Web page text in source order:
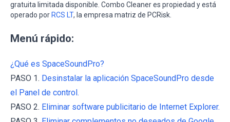
gratuita limitada disponible. Combo Cleaner es propiedad y está
operado por RCS LT, la empresa matriz de PCRisk.
Menú rápido:
¿Qué es SpaceSoundPro?
PASO 1. Desinstalar la aplicación SpaceSoundPro desde
el Panel de control.
PASO 2. Eliminar software publicitario de Internet Explorer.